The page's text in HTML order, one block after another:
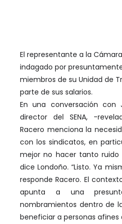
El representante a la
indagado por
miembros de su Unidad de
parte de sus salarios.
En una conversación con
director del SENA, -
Racero menciona la
con los sindicatos, en
mejor no hacer tanto ruido
dice Londoño. “Listo. Ya
responde Racero. El
apunta a una
nombramientos dentro de
beneficiar a personas afines